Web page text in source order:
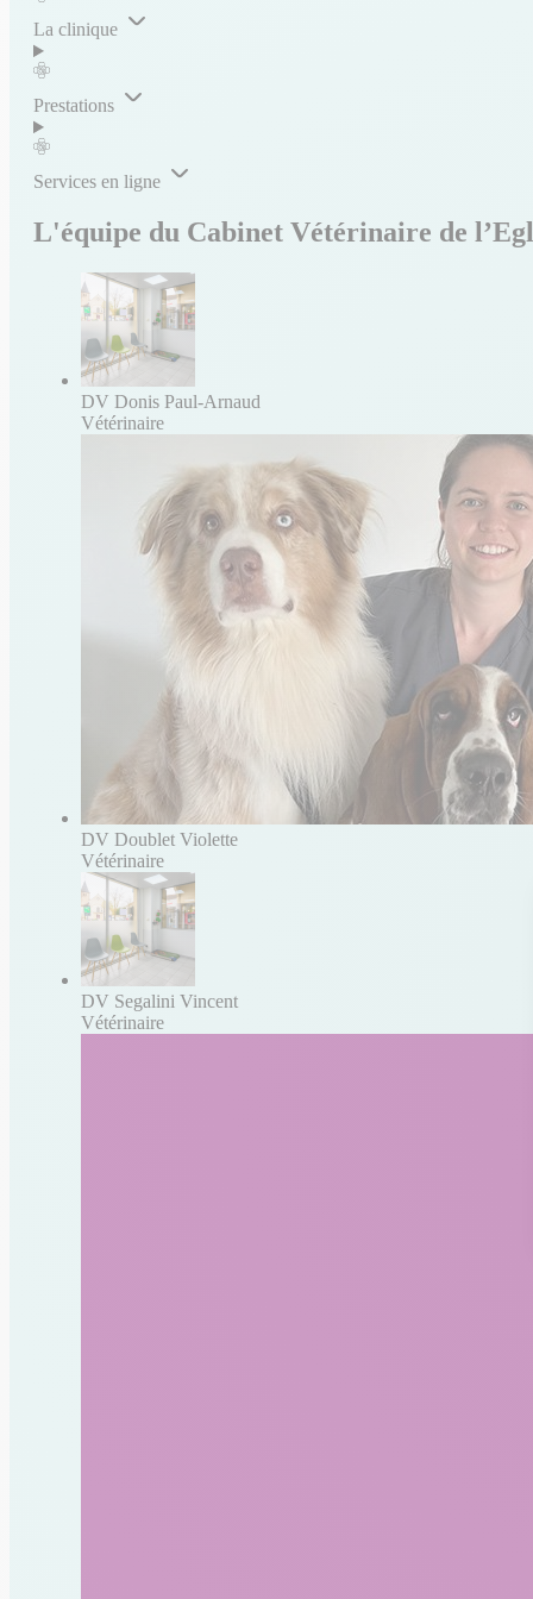
La clinique
Prestations
Services en ligne
L'équipe du Cabinet Vétérinaire de
DV Donis Paul-Arnaud
Vétérinaire
DV Doublet Violette
Vétérinaire
DV Segalini Vincent
Vétérinaire